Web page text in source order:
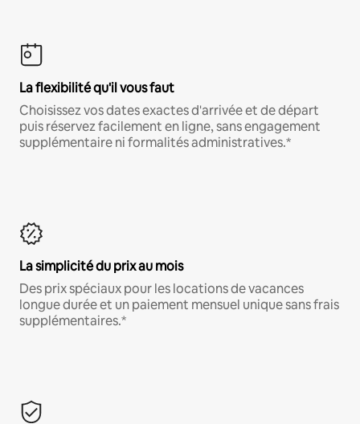
La flexibilité qu'il vous faut
Choisissez vos dates exactes d'arrivée et de départ
puis réservez facilement en ligne, sans engagement
supplémentaire ni formalités administratives.*
La simplicité du prix au mois
Des prix spéciaux pour les locations de vacances
longue durée et un paiement mensuel unique sans frais
supplémentaires.*